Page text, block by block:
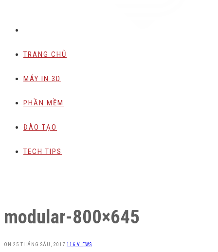
TRANG CHỦ
MÁY IN 3D
PHẦN MỀM
ĐÀO TẠO
TECH TIPS
modular-800×645
ON 25 THÁNG SÁU, 2017 116 VIEWS